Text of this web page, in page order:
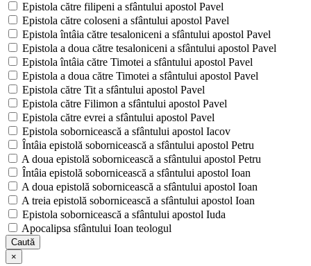
Epistola către filipeni a sfântului apostol Pavel
Epistola către coloseni a sfântului apostol Pavel
Epistola întâia către tesaloniceni a sfântului apostol Pavel
Epistola a doua către tesaloniceni a sfântului apostol Pavel
Epistola întâia către Timotei a sfântului apostol Pavel
Epistola a doua către Timotei a sfântului apostol Pavel
Epistola către Tit a sfântului apostol Pavel
Epistola către Filimon a sfântului apostol Pavel
Epistola către evrei a sfântului apostol Pavel
Epistola sobornicească a sfântului apostol Iacov
Întâia epistolă sobornicească a sfântului apostol Petru
A doua epistolă sobornicească a sfântului apostol Petru
Întâia epistolă sobornicească a sfântului apostol Ioan
A doua epistolă sobornicească a sfântului apostol Ioan
A treia epistolă sobornicească a sfântului apostol Ioan
Epistola sobornicească a sfântului apostol Iuda
Apocalipsa sfântului Ioan teologul
Caută
×